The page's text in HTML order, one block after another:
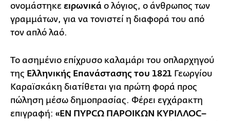
ονομάστηκε ειρωνικά ο λόγιος, ο άνθρωπος των
γραμμάτων, για να τονιστεί η διαφορά του από
τον απλό λαό.
Το ασημένιο επίχρυσο καλαμάρι του οπλαρχηγού
της Ελληνικής Επανάστασης του 1821 Γεωργίου
Καραϊσκάκη διατίθεται για πρώτη φορά προς
πώληση μέσω δημοπρασίας. Φέρει εγχάρακτη
επιγραφή: «ΕΝ ΠΥΡCΩ ΠΑΡΟΙΚΩΝ ΚΥΡΙΛΛΟC–